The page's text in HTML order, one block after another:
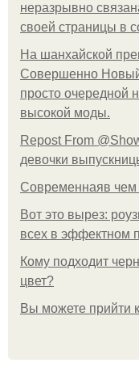
неразрывно
своей страницы в
На шанхайской
Совершенно
просто очередной
высокой моды.
Repost From
девочки
Современнаяв чем
Вот это вырез:
всех в эффектном
Кому подходит
цвет?
Вы можете прийти